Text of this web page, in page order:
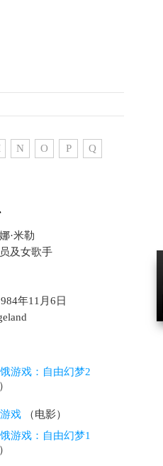
N O P Q
·米勒
及女歌手
年11月6日
游戏：自由幻梦2
戏 （电影）
游戏：自由幻梦1